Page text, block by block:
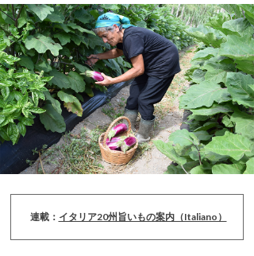
連載： イタリア20州旨いもの案内（Italiano）